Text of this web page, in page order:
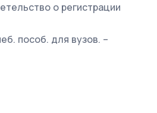
о регистрации
пособ. для вузов. –